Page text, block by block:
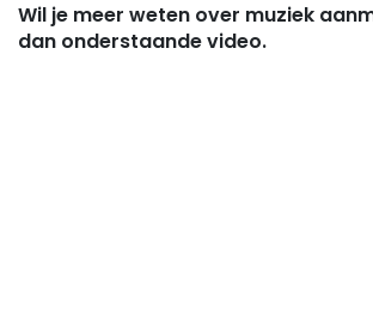
Wil je meer weten over muziek
dan onderstaande video.